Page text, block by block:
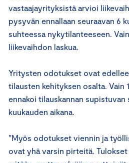
vastaajayrityksistä arvioi
pysyvän ennallaan seuraavan 6
suhteessa nykytilanteeseen.
liikevaihdon laskua.
Yritysten odotukset ovat
tilausten kehityksen osalta. Vain
ennakoi tilauskannan supistuvan
kuukauden aikana.
”Myös odotukset viennin ja
ovat yhä varsin pirteitä.